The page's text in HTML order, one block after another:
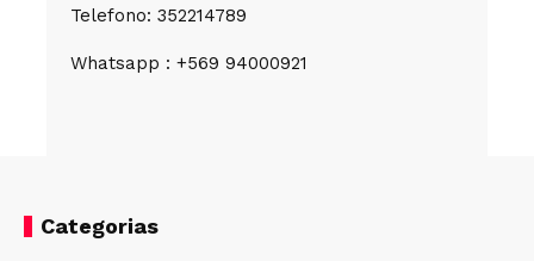
Telefono: 352214789
Whatsapp : +569 94000921
Categorias